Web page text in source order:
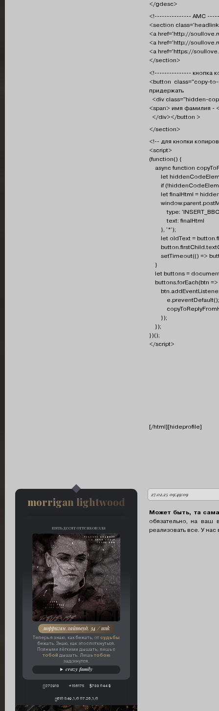
</gdesc>
<!--------------- АМС
<section
<a href='http://
<a href='http://
<a href='https://
</section>
<!--------------- кнопка
<button class="copy-
придержать
<div class="hidden-
<span> имя фамилия -
</div></button >
</section>
<!-- для кнопки
<script>
(function() {
async function
let
if
let finalHtml =
type:
text: finalHtml
}, '*');
let oldText =
setTimeout(() =>
}
let buttons =
buttons.forEach(btn =>
e.preventDefault();
});
});
})();
</script>
[/html][hideprofile]
27.02.25 09:49:09
пятьдесят оттенков зла
морриган лайтвуд, 34 / unk
Теперь я знаю, как бежать, от судьбы
бежать. Знаю, как это споткнуться.
Полными лёгкими дышать, лишь с
тобой дышать. Лишь тобою
задохнутся.
crazy family
morrigan lightwood
272913 +156175 733 044 $
610 549,1/0 07.26,1/0
Может быть, та
обязательно, на ваш
реализовать все. У